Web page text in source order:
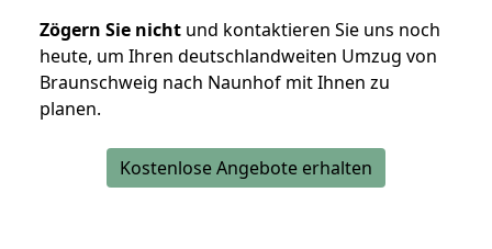
Zögern Sie nicht und kontaktieren Sie uns noch
heute, um Ihren deutschlandweiten Umzug von
Braunschweig nach Naunhof mit Ihnen zu
planen.
Kostenlose Angebote erhalten